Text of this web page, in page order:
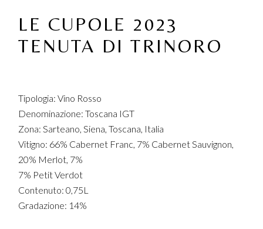
LE CUPOLE 2023
TENUTA DI TRINORO
Tipologia: Vino Rosso
Denominazione: Toscana IGT
Zona: Sarteano, Siena, Toscana, Italia
Vitigno: 66% Cabernet Franc, 7% Cabernet Sauvignon,
20% Merlot, 7%
7% Petit Verdot
Contenuto: 0,75L
Gradazione: 14%